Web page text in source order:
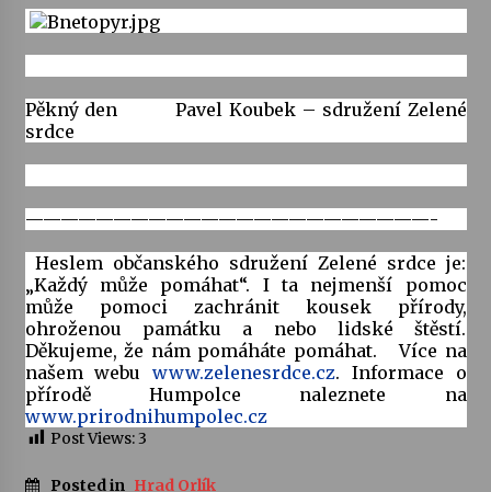
Letní koncerty ve Stromovce: Rufus Miller
22. 7. 2026
17. 7. 2026
Ozvěny prázdnin
14. 7. 2026
13. 7. 2026
Pěkný den Pavel Koubek – sdružení Zelené
srdce
———————————————————————-
Heslem občanského sdružení Zelené srdce je:
„Každý může pomáhat“. I ta nejmenší pomoc
může pomoci zachránit kousek přírody,
ohroženou památku a nebo lidské štěstí.
Děkujeme, že nám pomáháte pomáhat. Více na
našem webu www.zelenesrdce.cz. Informace o
přírodě Humpolce naleznete na
www.prirodnihumpolec.cz
Post Views: 3
Posted in Hrad Orlík